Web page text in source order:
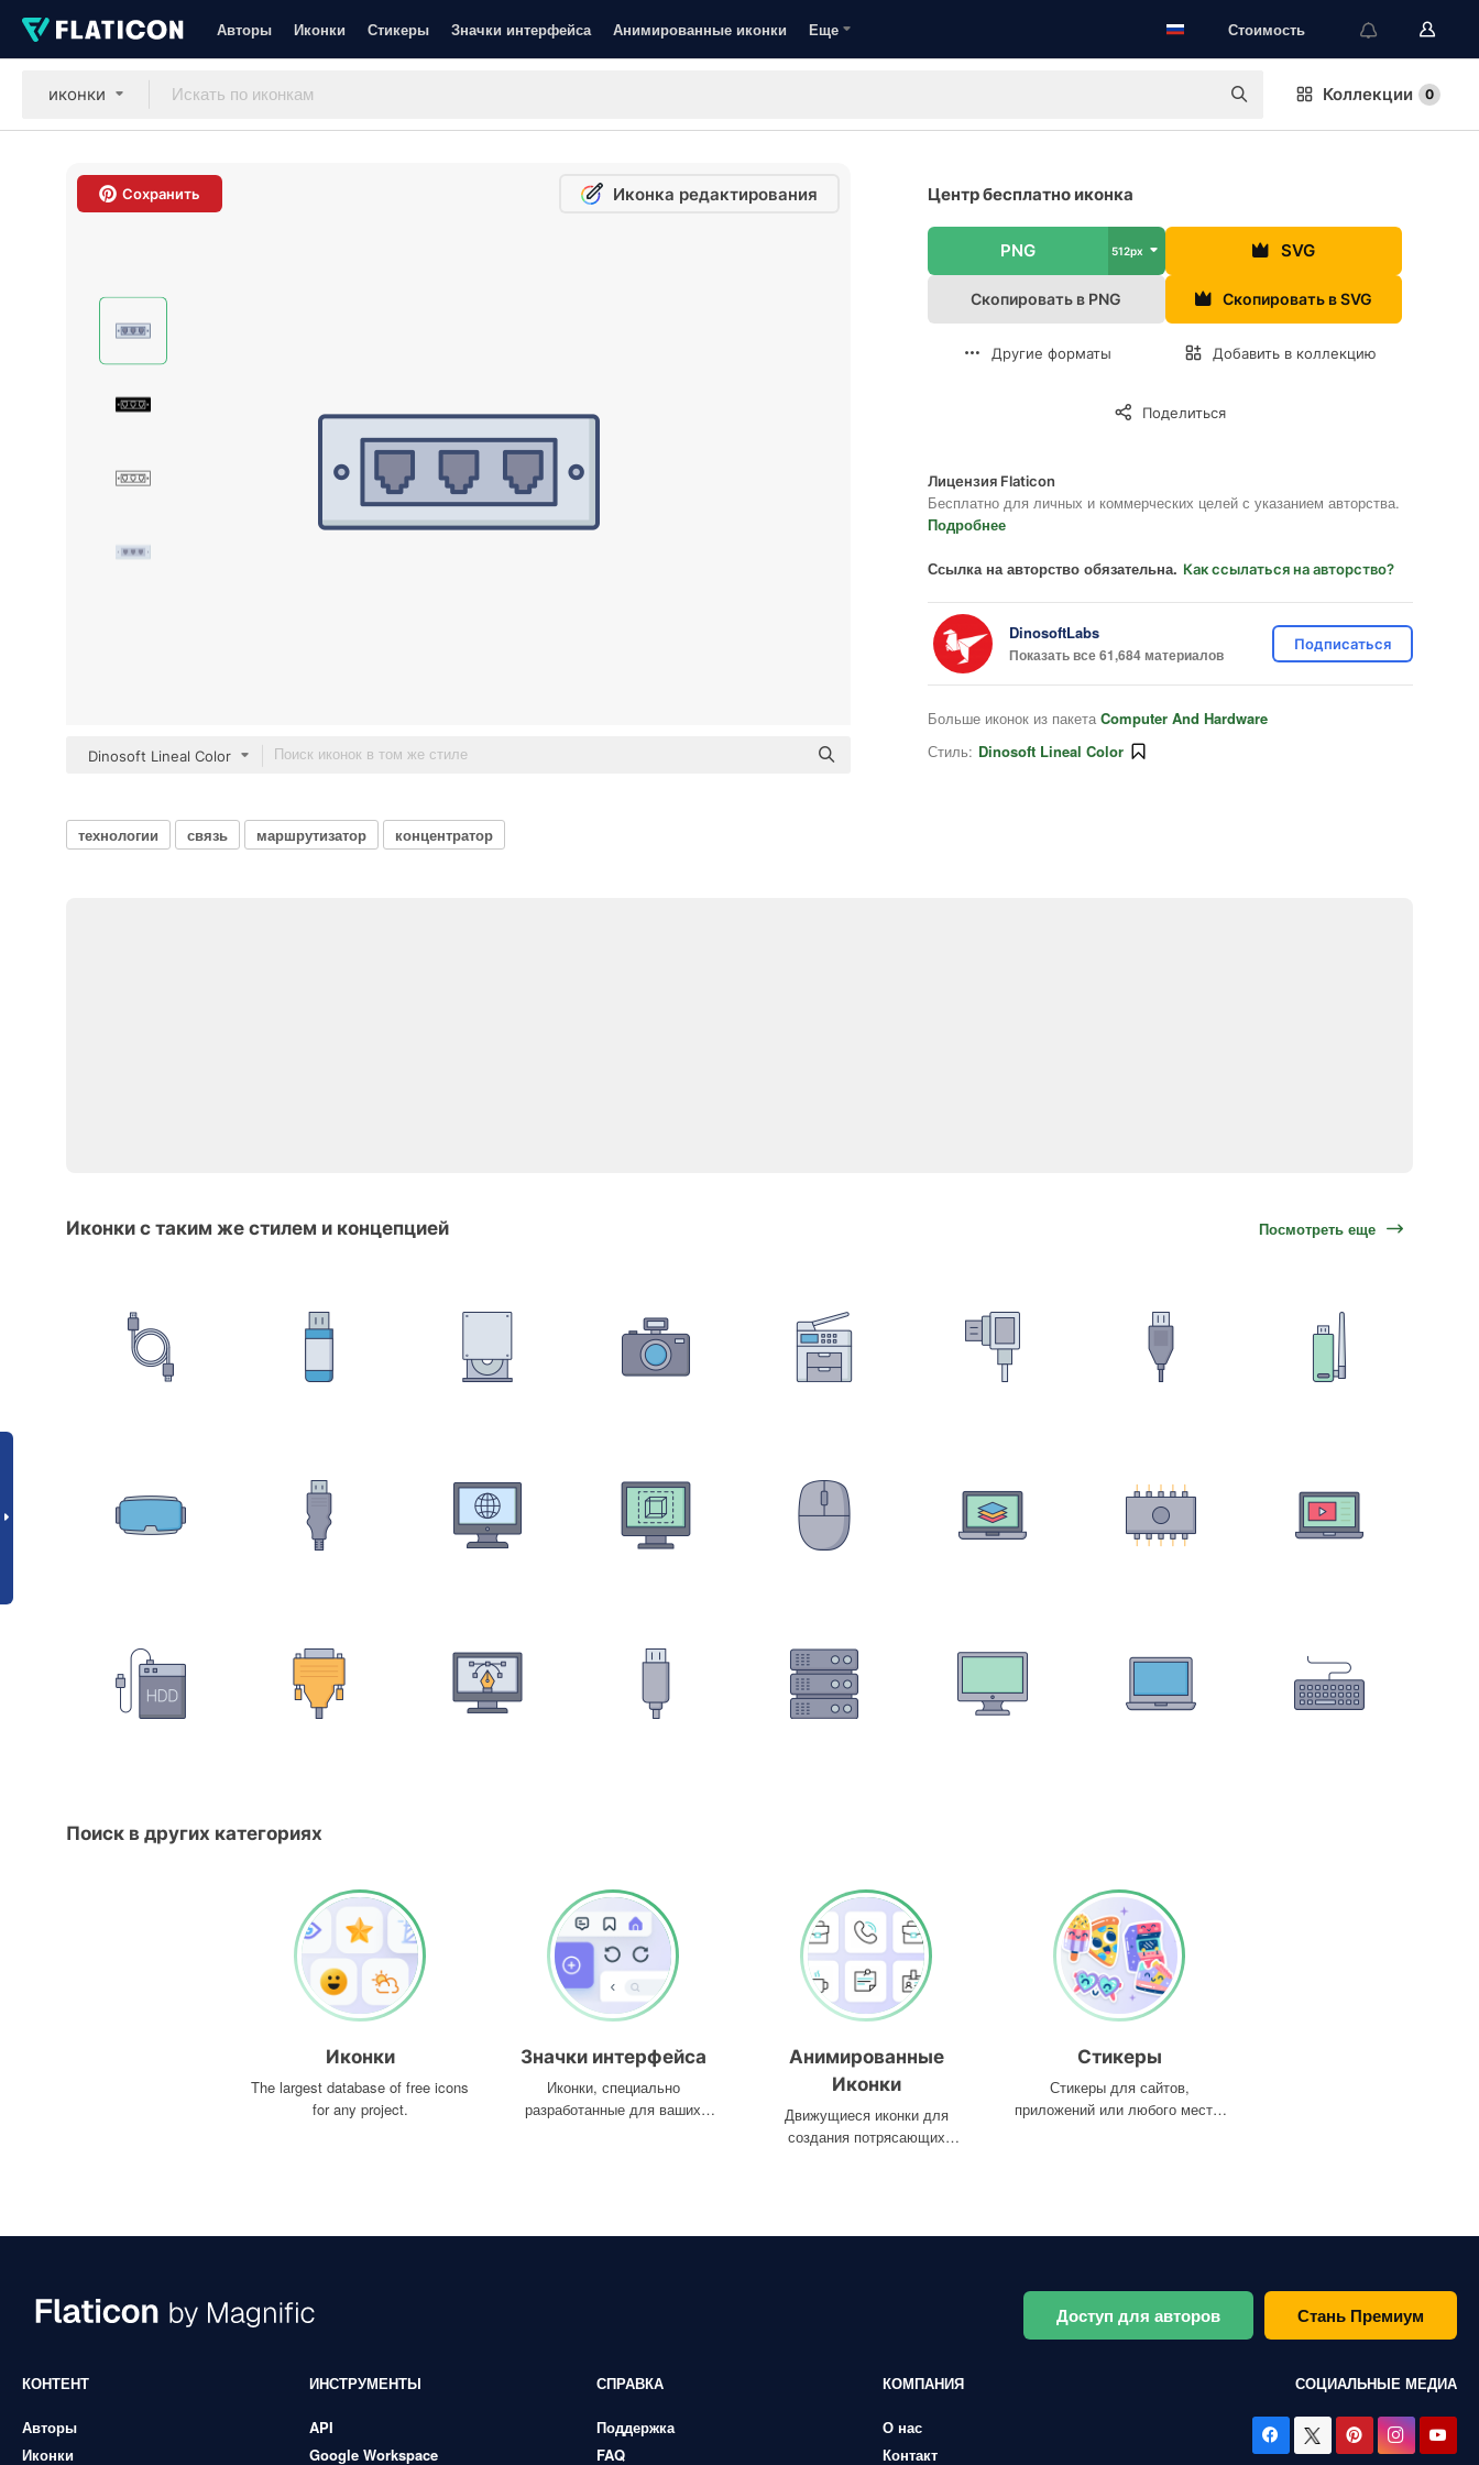
Авторы Иконки Стикеры Значки интерфейса Анимированные иконки Еще Стоимость
иконки Коллекции 0
Сохранить Иконка редактирования
Dinosoft Lineal Color
Центр бесплатно иконка
PNG 512px SVG
Скопировать в PNG Скопировать в SVG
Другие форматы Добавить в коллекцию
Поделиться
Лицензия Flaticon
Бесплатно для личных и коммерческих целей с указанием авторства.
Подробнее
Ссылка на авторство обязательна. Как ссылаться на авторство?
DinosoftLabs
Показать все 61,684 материалов
Подписаться
Больше иконок из пакета Computer And Hardware
Стиль: Dinosoft Lineal Color
технологии связь маршрутизатор концентратор
Иконки с таким же стилем и концепцией Посмотреть еще
Поиск в других категориях
Иконки
The largest database of free icons
for any project.
Значки интерфейса
Иконки, специально
разработанные для ваших
Анимированные
Иконки
Движущиеся иконки для
создания потрясающих
Стикеры
Стикеры для сайтов,
приложений или любого места,
Доступ для авторов Стань Премиум
КОНТЕНТ
Авторы
Иконки
ИНСТРУМЕНТЫ
API
Google Workspace
СПРАВКА
Поддержка
FAQ
КОМПАНИЯ
О нас
Контакт
СОЦИАЛЬНЫЕ МЕДИА